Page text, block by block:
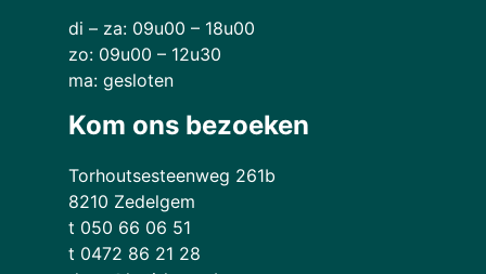
di – za: 09u00 – 18u00
zo: 09u00 – 12u30
ma: gesloten
Kom ons bezoeken
Torhoutsesteenweg 261b
8210 Zedelgem
t 050 66 06 51
t 0472 86 21 28